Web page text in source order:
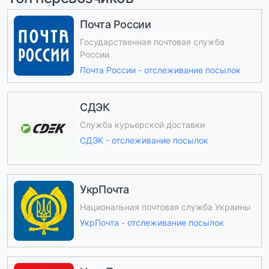
Почта России
Государственная почтовая служба
России
Почта России - отслеживание посылок
СДЭК
Служба курьерской доставки
СДЭК - отслеживание посылок
УкрПочта
Национальная почтовая служба Украины
УкрПочта - отслеживание посылок